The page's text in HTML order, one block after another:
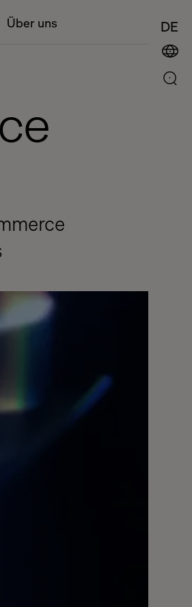
Über uns DE